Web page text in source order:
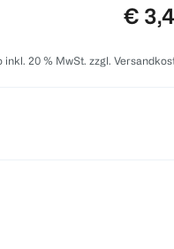
€
inkl. 20 % MwSt. zzgl.